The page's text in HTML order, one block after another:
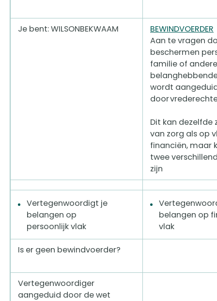
Je bent: WILSONBEKWAAM
BEWINDVOERDER
Aan te vragen
beschermen
familie of andere
wordt
door
Dit kan dezelfde
van zorg als op
financiën, maar
twee
zijn
Vertegenwoordigt je
belangen op
persoonlijk vlak
belangen op
vlak
Is er geen bewindvoerder?
Vertegenwoordiger
aangeduid door de wet